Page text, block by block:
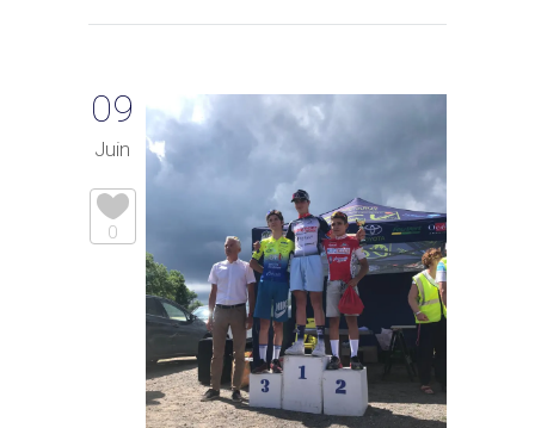
09
Juin
0